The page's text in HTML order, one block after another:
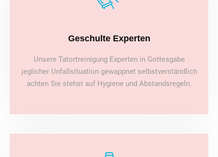
Geschulte Experten
Unsere Tatortreinigung Experten in Gottesgabe
jeglicher Unfallsituation gewappnet selbstverständlich
achten Sie stehst auf Hygiene und Abstandsregeln.